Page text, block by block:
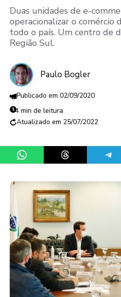
Duas unidades de e-
operacionalizar o comércio
todo o país. Um centro de
Região Sul.
Paulo Bogler
02/09/2020
4 min de leitura
25/07/2022
Share on WhatsAppShare on Threads